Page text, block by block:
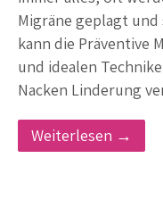
Migräne geplagt
kann die Präventive
und idealen
Nacken Linderung
Weiterlesen →